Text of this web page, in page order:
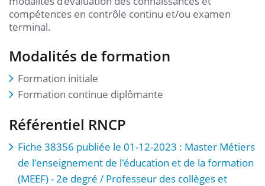
compétences en contrôle continu et/ou examen
terminal.
Modalités de formation
Formation initiale
Formation continue diplômante
Référentiel RNCP
Fiche 38356 publiée le 01-12-2023 : Master Métiers
de l'enseignement de l'éducation et de la formation
(MEEF) - 2e degré / Professeur des collèges et